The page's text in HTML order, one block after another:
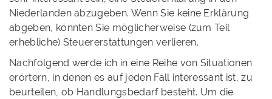
Niederlanden abzugeben. Wenn Sie keine Erklärung
abgeben, könnten Sie möglicherweise (zum Teil
erhebliche) Steuererstattungen verlieren.
Nachfolgend werde ich in eine Reihe von Situationen
erörtern, in denen es auf jeden Fall interessant ist, zu
beurteilen, ob Handlungsbedarf besteht. Um die